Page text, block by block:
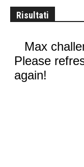
Risultati